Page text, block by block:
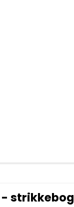
- strikkebog